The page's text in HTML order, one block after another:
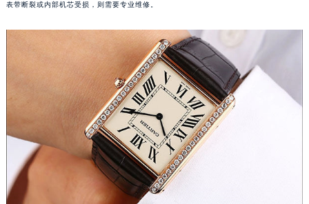
表带断裂或内部机芯受损，则需要专业维修。